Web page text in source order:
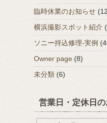
臨時休業のお知らせ
横浜撮影スポット紹介
ソニー持込修理-実例
Owner page (8)
未分類 (6)
営業日・定休日